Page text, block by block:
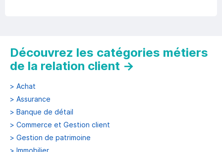
Découvrez les catégories métiers
de la relation client →
> Achat
> Assurance
> Banque de détail
> Commerce et Gestion client
> Gestion de patrimoine
> Immobilier